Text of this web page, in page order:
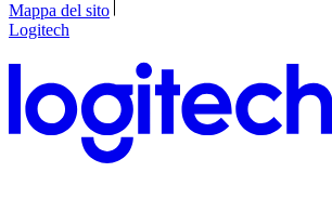
Mappa del sito
Logitech